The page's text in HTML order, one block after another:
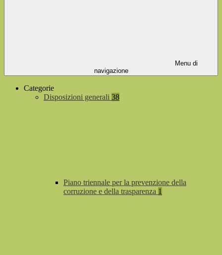
Menu di
navigazione
Categorie
Disposizioni generali 38
Piano triennale per la prevenzione della
corruzione e della trasparenza 1